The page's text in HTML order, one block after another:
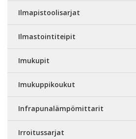
Ilmapistoolisarjat
Ilmastointiteipit
Imukupit
Imukuppikoukut
Infrapunalämpömittarit
Irroitussarjat